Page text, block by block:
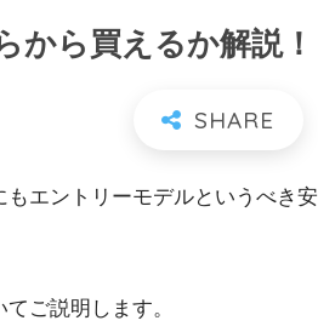
から買えるか解説！
エントリーモデルというべき安
ご説明します。